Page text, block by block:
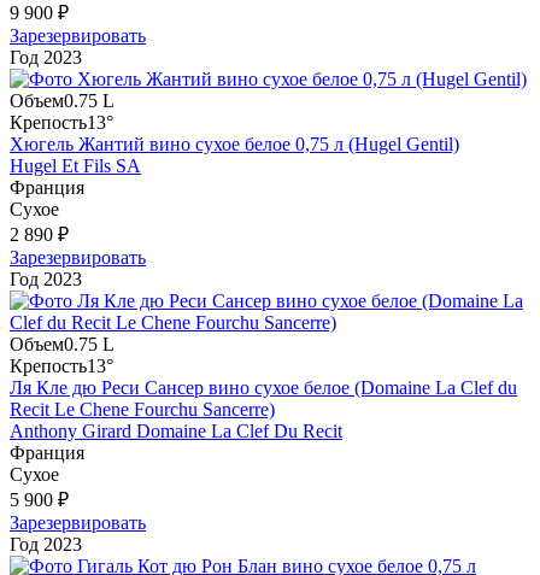
9 900 ₽
Зарезервировать
Год 2023
Объем0.75 L
Крепость13°
Хюгель Жантий вино сухое белое 0,75 л (Hugel Gentil)
Hugel Et Fils SA
Франция
Сухое
2 890 ₽
Зарезервировать
Год 2023
Объем0.75 L
Крепость13°
Ля Кле дю Реси Сансер вино сухое белое (Domaine La Clef du
Recit Le Chene Fourchu Sancerre)
Anthony Girard Domaine La Clef Du Recit
Франция
Сухое
5 900 ₽
Зарезервировать
Год 2023